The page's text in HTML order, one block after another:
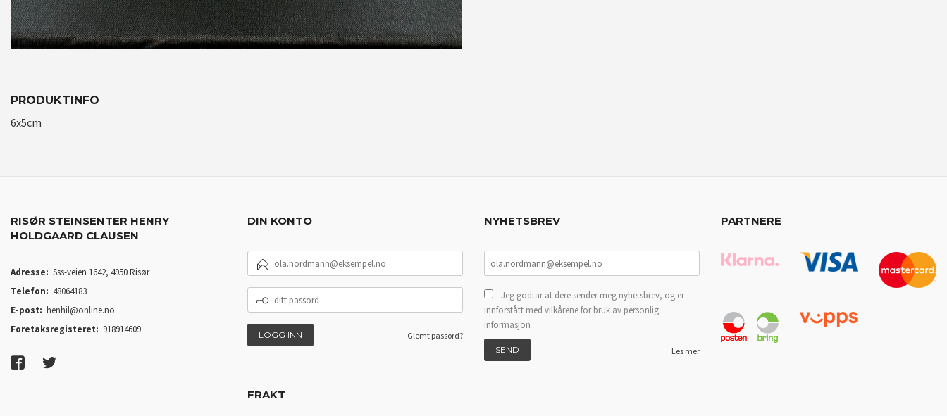
PRODUKTINFO
6x5cm
RISØR STEINSENTER HENRY
HOLDGAARD CLAUSEN
Adresse: Sss-veien 1642, 4950 Risør
Telefon: 48064183
E-post: henhil@online.no
Foretaksregisteret: 918914609
DIN KONTO
POSTADRESSE
PASSORD
Glemt passord?
FRAKT
NYHETSBREV
Jeg godtar at dere sender meg nyhetsbrev, og er
innforstått med vilkårene for bruk av personlig
informasjon
Les mer
PARTNERE